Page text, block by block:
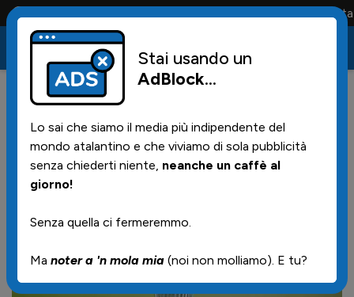
Conta solo la maglia e solo i tifosi la portano tutta la vita
05/07/2026 | 14.59
De Roon: "La Conference
League è un nostro obiettivo"
Stai usando un
AdBlock...
Lo sai che siamo il media più indipendente del
mondo atalantino e che viviamo di sola pubblicità
senza chiederti niente, neanche un caffè al
giorno!
Senza quella ci fermeremmo.
Ma noter a 'n mola mia (noi non molliamo). E tu?